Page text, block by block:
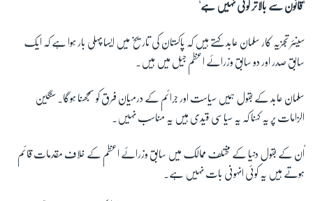
'قانون سے بالاتر کوئی نہیں ہے'
سینئر تجزیہ کار سلمان عابد کہتے ہیں کہ پاکستان کی تاریخ میں ایسا پہلی بار ہوا ہے کہ ایک
سابق صدر اور دو سابق وزرائے اعظم جیل میں ہیں۔
سلمان عابد کے بقول ہمیں سیاست اور جرائم کے درمیان فرق کو سمجھنا ہوگا۔ سنگین
الزامات پر یہ کہنا کہ یہ سیاسی قیدی ہیں یہ مناسب نہیں۔
اُن کے بقول دنیا کے مختلف ممالک میں سابق وزرائے اعظم کے خلاف مقدمات قائم
ہوتے ہیں یہ کوئی انہونی بات نہیں ہے۔